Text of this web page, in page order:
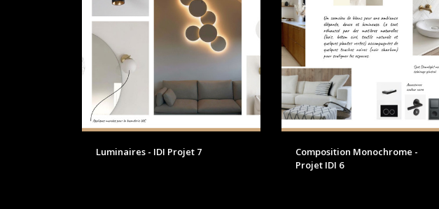
Luminaires - IDI Projet 7
Composition Monochrome -
Projet IDI 6